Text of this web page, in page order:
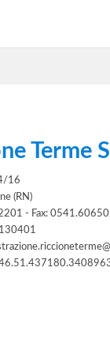
Terme
16
(RN)
- Fax: